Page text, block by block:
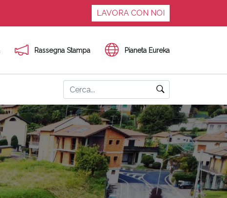
LAVORA CON NOI
Rassegna Stampa Pianeta Eureka